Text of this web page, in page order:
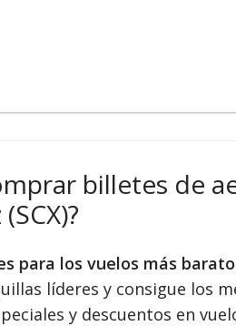
billetes de
para los vuelos más
líderes y consigue los
y descuentos en